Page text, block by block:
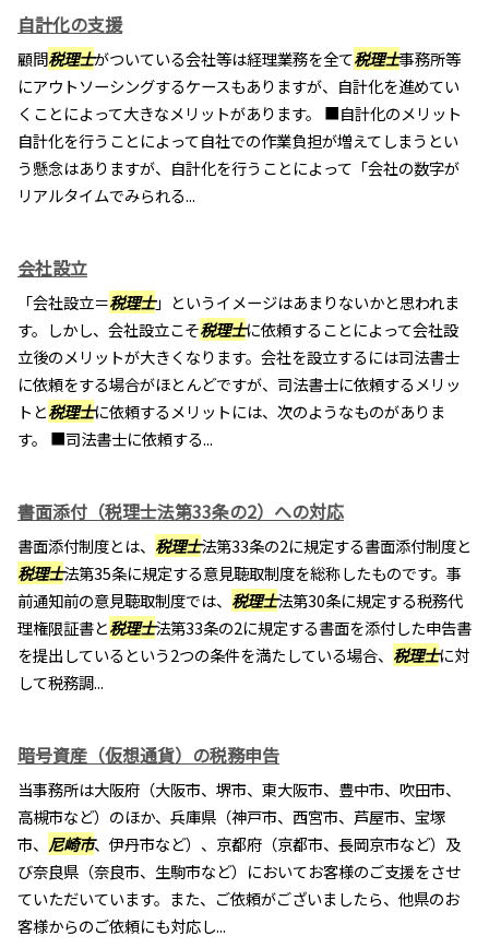
自計化の支援
顧問税理士がついている会社等は経理業務を全て税理士事務所等
にアウトソーシングするケースもありますが、自計化を進めてい
くことによって大きなメリットがあります。 ■自計化のメリット
自計化を行うことによって自社での作業負担が増えてしまうとい
う懸念はありますが、自計化を行うことによって「会社の数字が
リアルタイムでみられる...
会社設立
「会社設立＝税理士」というイメージはあまりないかと思われま
す。しかし、会社設立こそ税理士に依頼することによって会社設
立後のメリットが大きくなります。会社を設立するには司法書士
に依頼をする場合がほとんどですが、司法書士に依頼するメリッ
トと税理士に依頼するメリットには、次のようなものがありま
す。 ■司法書士に依頼する...
書面添付（税理士法第33条の2）への対応
書面添付制度とは、 税理士法第33条の2に規定する書面添付制度と
税理士法第35条に規定する意見聴取制度を総称したものです。事
前通知前の意見聴取制度では、 税理士法第30条に規定する税務代
理権限証書と税理士法第33条の2に規定する書面を添付した申告書
を提出しているという2つの条件を満たしている場合、 税理士に対
して税務調...
暗号資産（仮想通貨）の税務申告
当事務所は大阪府（大阪市、堺市、東大阪市、豊中市、吹田市、
高槻市など）のほか、兵庫県（神戸市、西宮市、芦屋市、宝塚
市、 尼崎市、伊丹市など）、京都府（京都市、長岡京市など）及
び奈良県（奈良市、生駒市など）においてお客様のご支援をさせ
ていただいています。また、ご依頼がございましたら、他県のお
客様からのご依頼にも対応し...